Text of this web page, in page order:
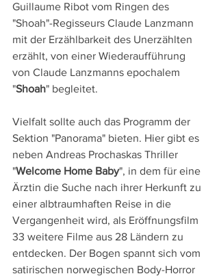
Guillaume Ribot vom Ringen des
"Shoah"-Regisseurs Claude Lanzmann
mit der Erzählbarkeit des Unerzählten
erzählt, von einer Wiederaufführung
von Claude Lanzmanns epochalem
"Shoah" begleitet.
Vielfalt sollte auch das Programm der
Sektion "Panorama" bieten. Hier gibt es
neben Andreas Prochaskas Thriller
"Welcome Home Baby", in dem für eine
Ärztin die Suche nach ihrer Herkunft zu
einer albtraumhaften Reise in die
Vergangenheit wird, als Eröffnungsfilm
33 weitere Filme aus 28 Ländern zu
entdecken. Der Bogen spannt sich vom
satirischen norwegischen Body-Horror